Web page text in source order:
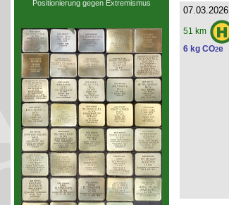
Positionierung gegen Extremismus
07.03.2026
51 km
6 kg CO2e